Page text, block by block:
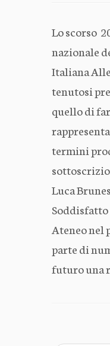
Lo scorso
nazionale
Italiana
tenutosi
quello di
termini
Luca
Ateneo nel
parte di
futuro una